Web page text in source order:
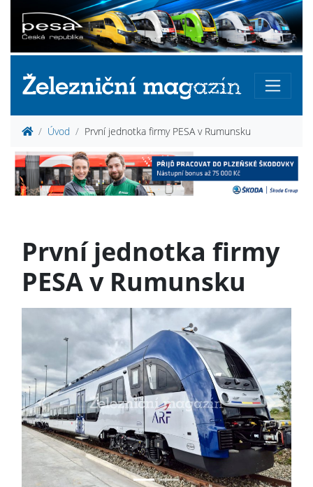
Úvod První jednotka firmy PESA v Rumunsku
První jednotka firmy
PESA v Rumunsku
Previous Next